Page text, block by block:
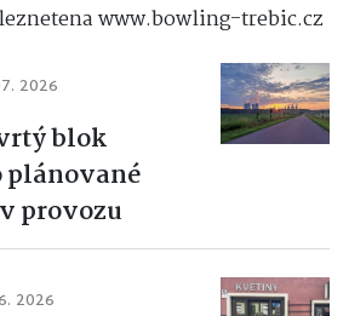
www.bowling-trebic.cz
2026
blok
plánované
provozu
2026